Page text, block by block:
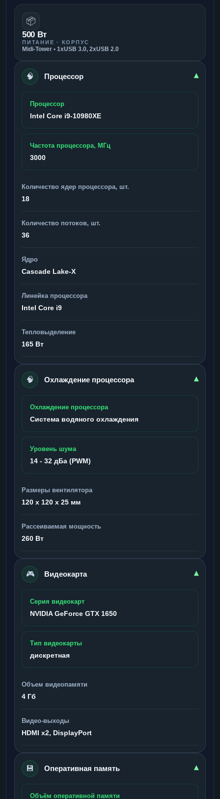
📦
500 Вт
ПИТАНИЕ · КОРПУС
Midi-Tower • 1xUSB 3.0, 2xUSB 2.0
🧠 Процессор ▾
Процессор
Intel Core i9-10980XE
Частота процессора, МГц
3000
Количество ядер процессора, шт.
18
Количество потоков, шт.
36
Ядро
Cascade Lake-X
Линейка процессора
Intel Core i9
Тепловыделение
165 Вт
🧠 Охлаждение процессора ▾
Охлаждение процессора
Система водяного охлаждения
Уровень шума
14 - 32 дБа (PWM)
Размеры вентилятора
120 x 120 x 25 мм
Рассеиваемая мощность
260 Вт
🎮 Видеокарта ▾
Серия видеокарт
NVIDIA GeForce GTX 1650
Тип видеокарты
дискретная
Объем видеопамяти
4 Гб
Видео-выходы
HDMI x2, DisplayPort
💾 Оперативная память ▾
Объём оперативной памяти